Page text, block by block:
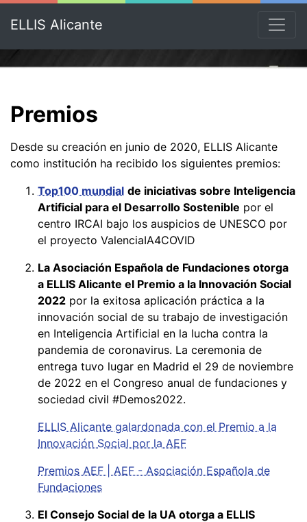
ELLIS Alicante
Premios
Desde su creación en junio de 2020, ELLIS Alicante
como institución ha recibido los siguientes premios:
Top100 mundial de iniciativas sobre Inteligencia
Artificial para el Desarrollo Sostenible por el
centro IRCAI bajo los auspicios de UNESCO por
el proyecto ValenciaIA4COVID
La Asociación Española de Fundaciones otorga
a ELLIS Alicante el Premio a la Innovación Social
2022 por la exitosa aplicación práctica a la
innovación social de su trabajo de investigación
en Inteligencia Artificial en la lucha contra la
pandemia de coronavirus. La ceremonia de
entrega tuvo lugar en Madrid el 29 de noviembre
de 2022 en el Congreso anual de fundaciones y
sociedad civil #Demos2022.
ELLIS Alicante galardonada con el Premio a la
Innovación Social por la AEF
Premios AEF | AEF - Asociación Española de
Fundaciones
El Consejo Social de la UA otorga a ELLIS